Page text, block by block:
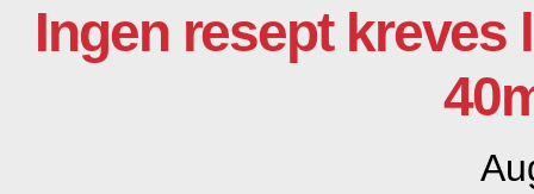
Ingen resept kreves